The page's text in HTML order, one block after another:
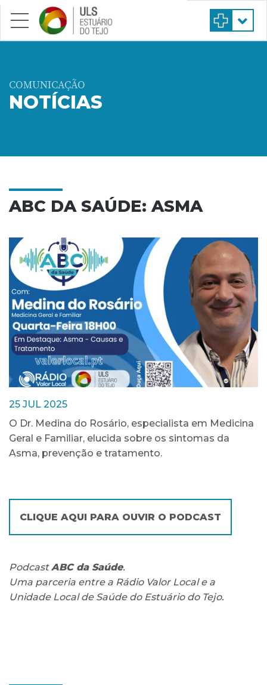
Saltar para conteúdo principal
COMUNICAÇÃO
NOTÍCIAS
ABC DA SAÚDE: ASMA
25 JUL 2025
O Dr. Medina do Rosário, especialista em Medicina
Geral e Familiar, elucida sobre os sintomas da
Asma, prevenção e tratamento.
CLIQUE AQUI PARA OUVIR O PODCAST
PodcastABC da Saúde.
Uma parceria entre a Rádio Valor Local e a
Unidade Local de Saúde do Estuário do Tejo.